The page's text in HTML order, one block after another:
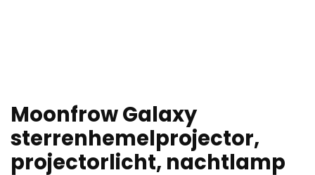
Moonfrow Galaxy
sterrenhemelprojector,
projectorlicht, nachtlamp